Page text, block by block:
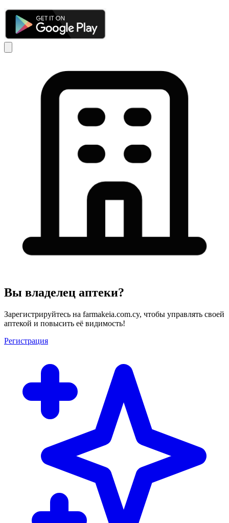
Вы владелец аптеки?
Зарегистрируйтесь на farmakeia.com.cy, чтобы управлять своей
аптекой и повысить её видимость!
Регистрация